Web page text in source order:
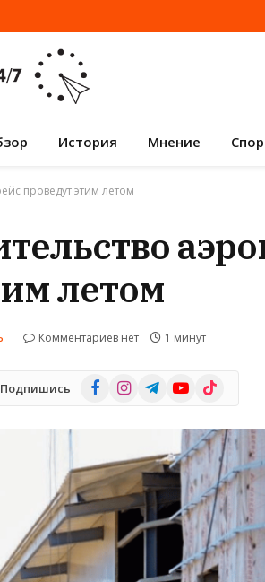
История Мнение
проведут этим летом
летом
Комментариев нет 1 минут
Подпишись FacebookInstagramTelegramYouTube
TikTok